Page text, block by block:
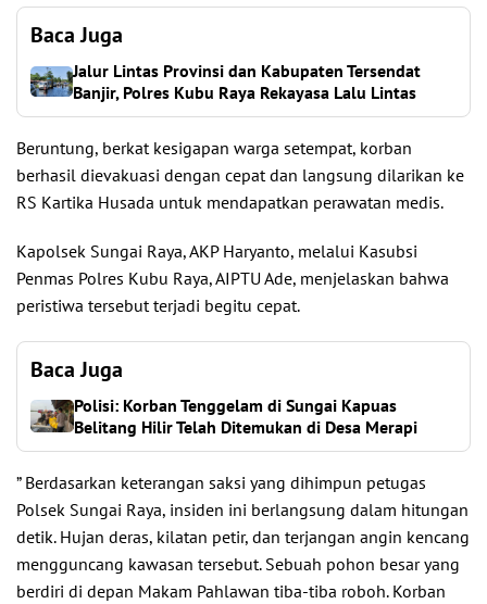
Baca Juga
Jalur Lintas Provinsi dan Kabupaten Tersendat
Banjir, Polres Kubu Raya Rekayasa Lalu Lintas
Beruntung, berkat kesigapan warga setempat, korban
berhasil dievakuasi dengan cepat dan langsung dilarikan ke
RS Kartika Husada untuk mendapatkan perawatan medis.
Kapolsek Sungai Raya, AKP Haryanto, melalui Kasubsi
Penmas Polres Kubu Raya, AIPTU Ade, menjelaskan bahwa
peristiwa tersebut terjadi begitu cepat.
Baca Juga
Polisi: Korban Tenggelam di Sungai Kapuas
Belitang Hilir Telah Ditemukan di Desa Merapi
” Berdasarkan keterangan saksi yang dihimpun petugas
Polsek Sungai Raya, insiden ini berlangsung dalam hitungan
detik. Hujan deras, kilatan petir, dan terjangan angin kencang
mengguncang kawasan tersebut. Sebuah pohon besar yang
berdiri di depan Makam Pahlawan tiba-tiba roboh. Korban